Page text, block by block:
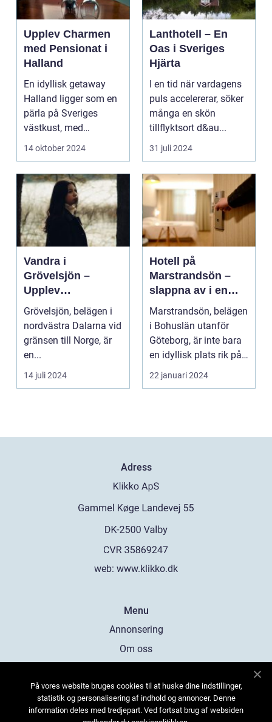
Upplev Charmen
med Pensionat i
Halland
En idyllisk getaway
Halland ligger som en
pärla på Sveriges
västkust, med
fantastis...
14 oktober 2024
Lanthotell – En
Oas i Sveriges
Hjärta
I en tid när vardagens
puls accelererar, söker
många en skön
tillflyktsort d&au...
31 juli 2024
Vandra i
Grövelsjön –
Upplev
spektakulär natur
och
vildmarksupplevel
ser på nära håll
Grövelsjön, belägen i
nordvästra Dalarna vid
gränsen till Norge, är
en...
14 juli 2024
Hotell på
Marstrandsön –
slappna av i en
oas vid havet
Marstrandsön, belägen
i Bohuslän utanför
Göteborg, är inte bara
en idyllisk plats rik på
historia oc...
22 januari 2024
Adress
web: www.klikko.dk
Menu
Annonsering
Om oss
Kontakta oss
Sitemap
På vores website bruges cookies til at huske dine indstillinger,
statistik og personalisering af indhold og annoncer. Denne
information deles med tredjepart. Ved fortsat brug af websiden